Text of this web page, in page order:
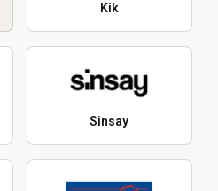
Kik
Sinsay